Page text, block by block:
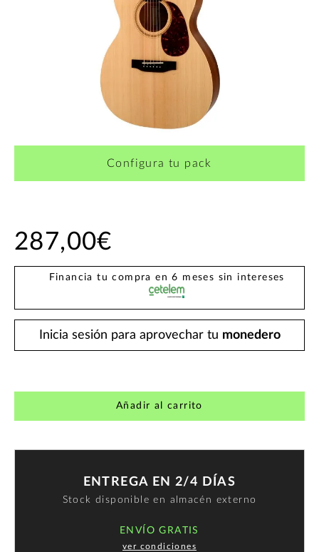
¿Quieres crearte tu propio pack?
Configura tu pack
287,00€
Financia tu compra en 6 meses sin intereses
Inicia sesión para aprovechar tu monedero
Añadir al carrito
ENTREGA EN 2/4 DÍAS
Stock disponible en almacén externo
ENVÍO GRATIS
ver condiciones